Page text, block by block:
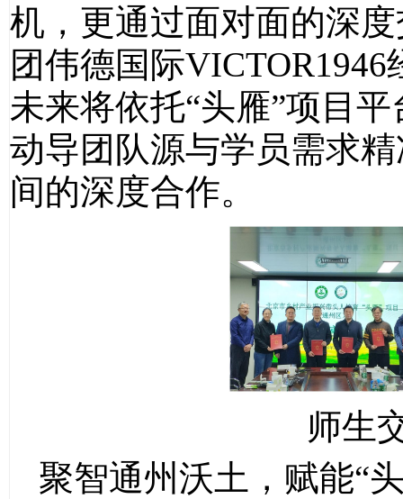
机，更通过面对面的深
团伟德国际
未来将依托“头雁”项目
动导团队源与学员需求
间的深度合作。
师生
聚智通州沃土，赋能“